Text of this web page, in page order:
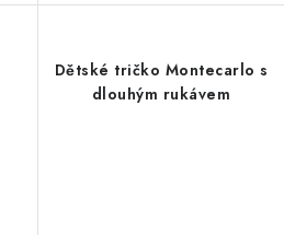
Dětské tričko Montecarlo s
dlouhým rukávem